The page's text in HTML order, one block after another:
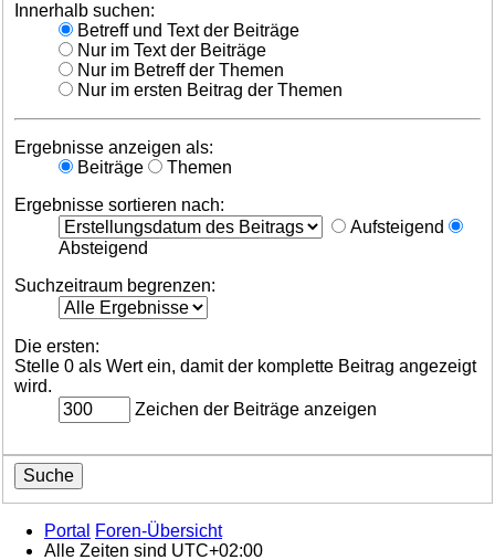
Innerhalb suchen:
Betreff und Text der Beiträge
Nur im Text der Beiträge
Nur im Betreff der Themen
Nur im ersten Beitrag der Themen
Ergebnisse anzeigen als:
Beiträge
Themen
Ergebnisse sortieren nach:
Aufsteigend
Absteigend
Suchzeitraum begrenzen:
Die ersten:
Stelle 0 als Wert ein, damit der komplette Beitrag angezeigt
wird.
Zeichen der Beiträge anzeigen
Portal
Foren-Übersicht
Alle Zeiten sind UTC+02:00